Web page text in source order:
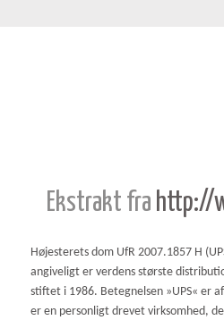
Ekstrakt fra http://
Højesterets dom UfR 2007.1857 H
angiveligt er verdens største
stiftet i 1986. Betegnelsen »UPS« er
er en personligt drevet virksomhed,